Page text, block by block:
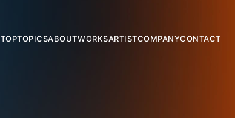
TOPTOPICSABOUTWORKSARTISTCOMPANYCONTACT